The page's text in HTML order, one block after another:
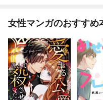
女性マンガのおすすめ